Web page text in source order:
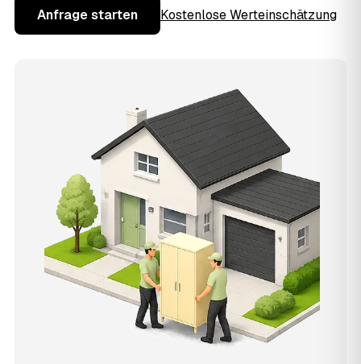
Anfrage starten Kostenlose Werteinschätzung